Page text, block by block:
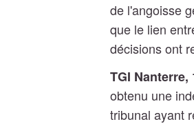
de l'angoisse
que le lien
décisions ont
TGI Nanterre,
obtenu une
tribunal ayant